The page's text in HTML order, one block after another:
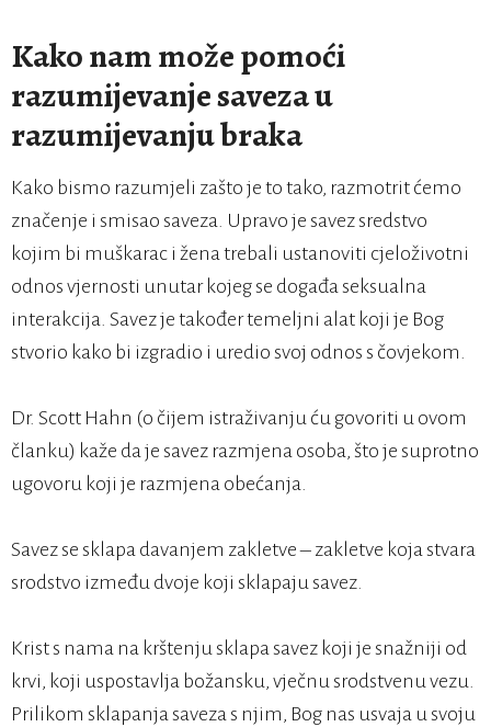
Kako nam može pomoći
razumijevanje saveza u
razumijevanju braka
Kako bismo razumjeli zašto je to tako, razmotrit ćemo
značenje i smisao saveza. Upravo je savez sredstvo
kojim bi muškarac i žena trebali ustanoviti cjeloživotni
odnos vjernosti unutar kojeg se događa seksualna
interakcija. Savez je također temeljni alat koji je Bog
stvorio kako bi izgradio i uredio svoj odnos s čovjekom.
Dr. Scott Hahn (o čijem istraživanju ću govoriti u ovom
članku) kaže da je savez razmjena osoba, što je suprotno
ugovoru koji je razmjena obećanja.
Savez se sklapa davanjem zakletve – zakletve koja stvara
srodstvo između dvoje koji sklapaju savez.
Krist s nama na krštenju sklapa savez koji je snažniji od
krvi, koji uspostavlja božansku, vječnu srodstvenu vezu.
Prilikom sklapanja saveza s njim, Bog nas usvaja u svoju